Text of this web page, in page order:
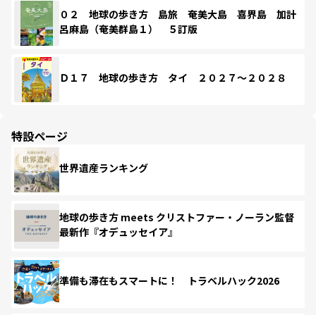
０２ 地球の歩き方 島旅 奄美大島 喜界島 加計
呂麻島（奄美群島１） ５訂版
Ｄ１７ 地球の歩き方 タイ ２０２７～２０２８
特設ページ
世界遺産ランキング
地球の歩き方 meets クリストファー・ノーラン監督
最新作『オデュッセイア』
準備も滞在もスマートに！ トラベルハック2026